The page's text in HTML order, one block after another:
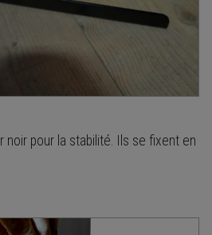
noir pour la stabilité. Ils se fixent en